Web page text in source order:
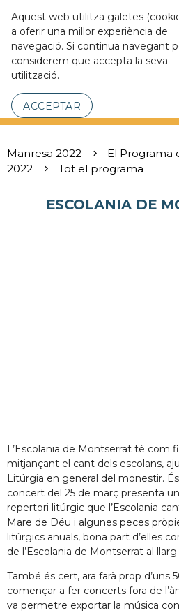
Aquest web utilitza galetes
a oferir una millor experiència de
navegació. Si continua navegant
considerem que accepta la seva
utilització.
ACCEPTAR
Manresa 2022
El Programa
2022
Tot el programa
ESCOLANIA DE
L’Escolania de Montserrat té com
mitjançant el cant dels escolans,
Litúrgia en general del monestir.
concert del 25 de març presenta
repertori litúrgic que l’Escolania
Mare de Déu i algunes peces
litúrgics anuals, bona part d’elles
de l’Escolania de Montserrat al
També és cert, ara farà prop d’uns
començar a fer concerts fora de
va permetre exportar la música